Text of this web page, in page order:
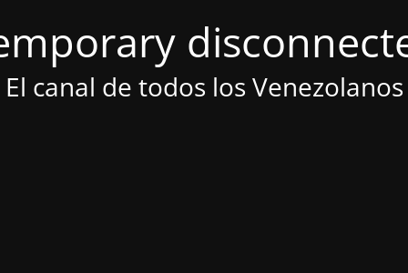
El canal de todos los Venezolanos